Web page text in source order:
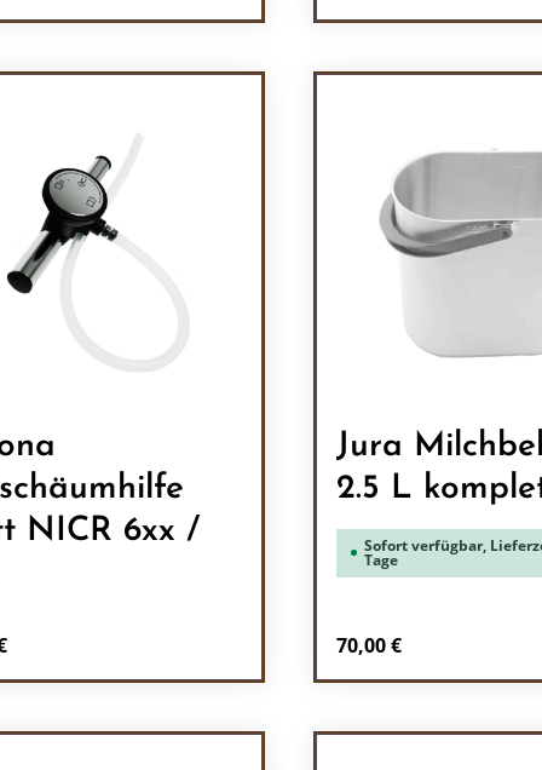
NICR 6xx /
Preis:
Jura
2.5 L
Sofort verfügbar,
Tage
Regulärer Preis:
70,00 €